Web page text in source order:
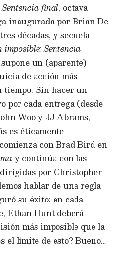
final, octava
inaugurada por Brian De
décadas, y secuela
imposible: Sentencia
supone un (aparente)
de acción más
tiempo. Sin hacer un
por cada entrega (desde
Woo y JJ Abrams,
estéticamente
con Brad Bird en
y continúa con las
por Christopher
hablar de una regla
su éxito: en cada
Ethan Hunt deberá
más imposible que la
el límite de esto? Bueno…